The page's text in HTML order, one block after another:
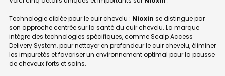
Technologie ciblée pour le cuir chevelu : Nioxin se distingue par
son approche centrée sur la santé du cuir chevelu. La marque
intègre des technologies spécifiques, comme Scalp Access
Delivery System, pour nettoyer en profondeur le cuir chevelu, éliminer
les impuretés et favoriser un environnement optimal pour la pousse
de cheveux forts et sains.